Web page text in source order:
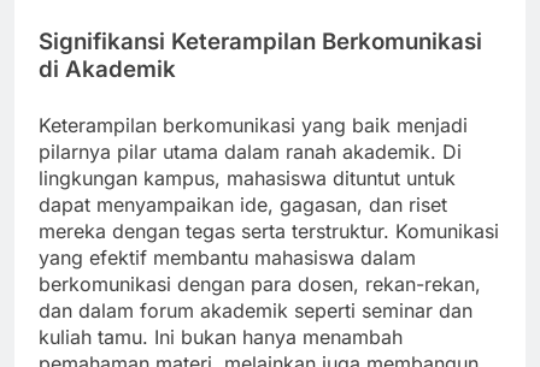
Signifikansi Keterampilan Berkomunikasi
di Akademik
Keterampilan berkomunikasi yang baik menjadi
pilarnya pilar utama dalam ranah akademik. Di
lingkungan kampus, mahasiswa dituntut untuk
dapat menyampaikan ide, gagasan, dan riset
mereka dengan tegas serta terstruktur. Komunikasi
yang efektif membantu mahasiswa dalam
berkomunikasi dengan para dosen, rekan-rekan,
dan dalam forum akademik seperti seminar dan
kuliah tamu. Ini bukan hanya menambah